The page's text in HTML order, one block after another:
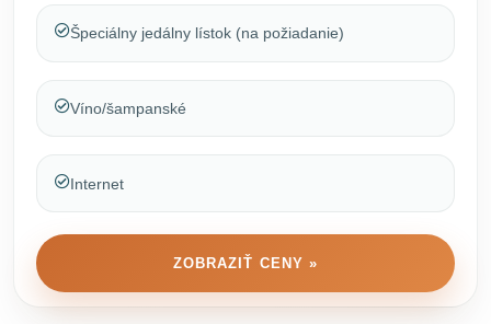
Špeciálny jedálny lístok (na požiadanie)
Víno/šampanské
Internet
ZOBRAZIŤ CENY »